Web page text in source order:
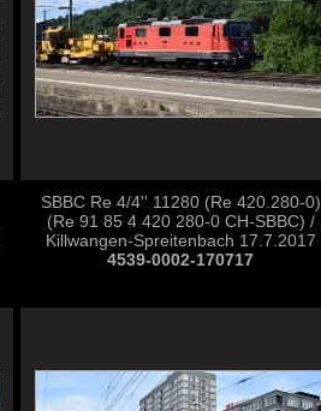
SBBC Re 4/4'' 11280 (Re 420.280-0)
(Re 91 85 4 420 280-0 CH-SBBC) /
Killwangen-Spreitenbach 17.7.2017
4539-0002-170717